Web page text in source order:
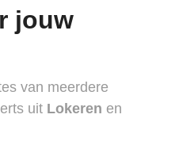
jouw
van meerdere
uit Lokeren en